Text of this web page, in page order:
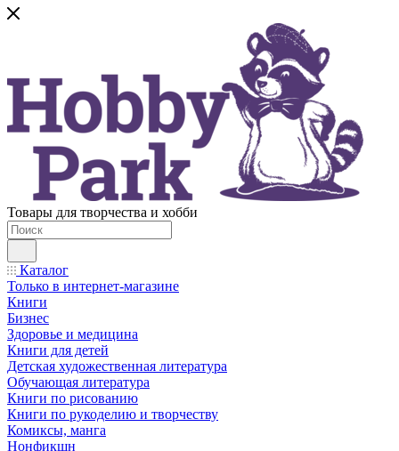
Товары для творчества и хобби
Каталог
Только в интернет-магазине
Книги
Бизнес
Здоровье и медицина
Книги для детей
Детская художественная литература
Обучающая литература
Книги по рисованию
Книги по рукоделию и творчеству
Комиксы, манга
Нонфикшн